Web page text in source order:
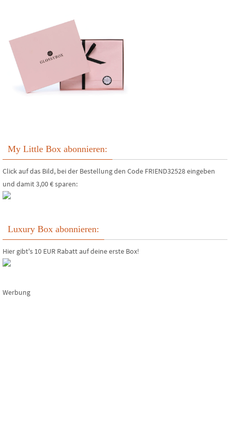
My Little Box abonnieren:
Click auf das Bild, bei der Bestellung den Code FRIEND32528 eingeben
und damit 3,00 € sparen:
Luxury Box abonnieren:
Hier gibt's 10 EUR Rabatt auf deine erste Box!
Werbung